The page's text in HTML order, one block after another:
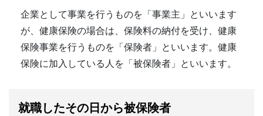
企業として事業を行うものを「事業主」といいます
が、健康保険の場合は、保険料の納付を受け、健康
保険事業を行うものを「保険者」といいます。健康
保険に加入している人を「被保険者」といいます。
就職したその日から被保険者